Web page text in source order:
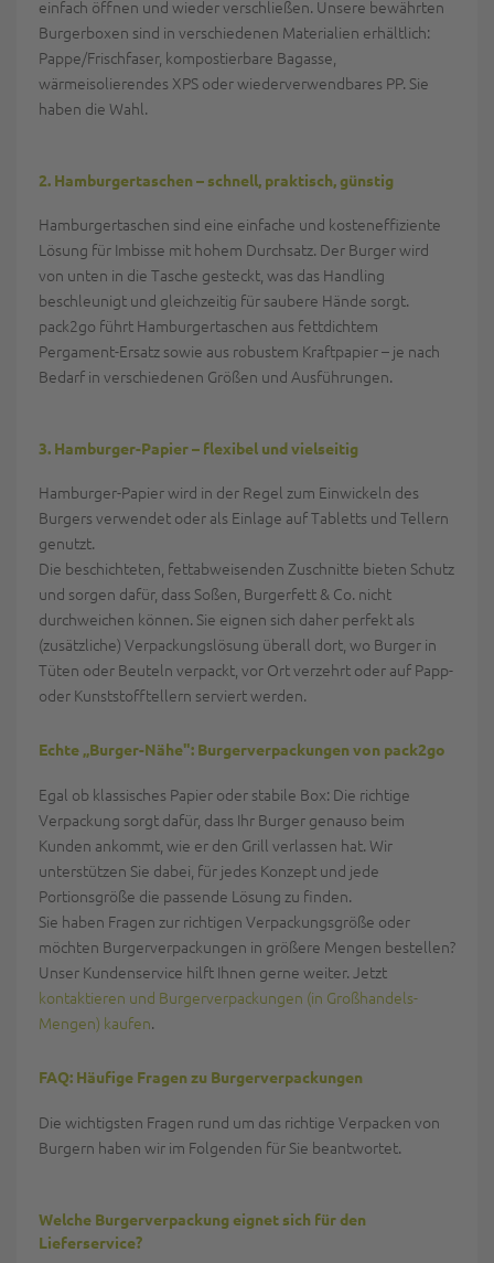
einfach öffnen und wieder verschließen. Unsere bewährten
Burgerboxen sind in verschiedenen Materialien erhältlich:
Pappe/Frischfaser, kompostierbare Bagasse,
wärmeisolierendes XPS oder wiederverwendbares PP. Sie
haben die Wahl.
2. Hamburgertaschen – schnell, praktisch, günstig
Hamburgertaschen sind eine einfache und kosteneffiziente
Lösung für Imbisse mit hohem Durchsatz. Der Burger wird
von unten in die Tasche gesteckt, was das Handling
beschleunigt und gleichzeitig für saubere Hände sorgt.
pack2go führt Hamburgertaschen aus fettdichtem
Pergament-Ersatz sowie aus robustem Kraftpapier – je nach
Bedarf in verschiedenen Größen und Ausführungen.
3. Hamburger-Papier – flexibel und vielseitig
Hamburger-Papier wird in der Regel zum Einwickeln des
Burgers verwendet oder als Einlage auf Tabletts und Tellern
genutzt.
Die beschichteten, fettabweisenden Zuschnitte bieten Schutz
und sorgen dafür, dass Soßen, Burgerfett & Co. nicht
durchweichen können. Sie eignen sich daher perfekt als
(zusätzliche) Verpackungslösung überall dort, wo Burger in
Tüten oder Beuteln verpackt, vor Ort verzehrt oder auf Papp-
oder Kunststofftellern serviert werden.
Echte „Burger-Nähe": Burgerverpackungen von pack2go
Egal ob klassisches Papier oder stabile Box: Die richtige
Verpackung sorgt dafür, dass Ihr Burger genauso beim
Kunden ankommt, wie er den Grill verlassen hat. Wir
unterstützen Sie dabei, für jedes Konzept und jede
Portionsgröße die passende Lösung zu finden.
Sie haben Fragen zur richtigen Verpackungsgröße oder
möchten Burgerverpackungen in größere Mengen bestellen?
Unser Kundenservice hilft Ihnen gerne weiter. Jetzt
kontaktieren und Burgerverpackungen (in Großhandels-
Mengen) kaufen.
FAQ: Häufige Fragen zu Burgerverpackungen
Die wichtigsten Fragen rund um das richtige Verpacken von
Burgern haben wir im Folgenden für Sie beantwortet.
Welche Burgerverpackung eignet sich für den
Lieferservice?